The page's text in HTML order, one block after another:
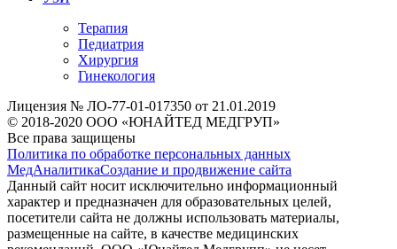
Терапия
Педиатрия
Хирургия
Гинекология
Лицензия № ЛО-77-01-017350 от 21.01.2019
© 2018-2020 ООО «ЮНАЙТЕД МЕДГРУП»
Все права защищены
Политика по обработке персональных данных
МедАналитикаСоздание и продвижение сайта
Данный сайт носит исключительно информационный
характер и предназначен для образовательных целей,
посетители сайта не должны использовать материалы,
размещенные на сайте, в качестве медицинских